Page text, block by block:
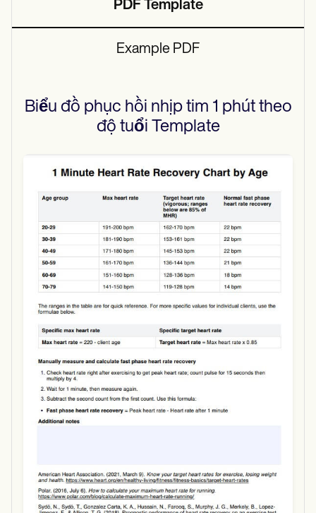
PDF Template
Example PDF
Biểu đồ phục hồi nhịp tim 1 phút theo
độ tuổi Template
Use Template
Download